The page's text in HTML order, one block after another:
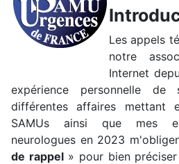
Les appels
notre
Internet
expérience personnelle de
différentes affaires mettant
SAMUs ainsi que mes
neurologues en 2023
de rappel» pour bien